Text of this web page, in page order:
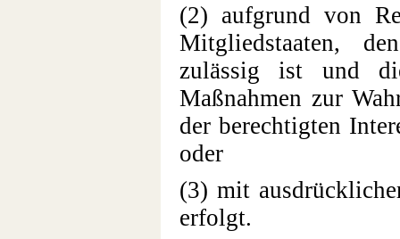
(2) aufgrund von
Mitgliedstaaten,
zulässig ist und
Maßnahmen zur
der berechtigten
oder
(3) mit
erfolgt.